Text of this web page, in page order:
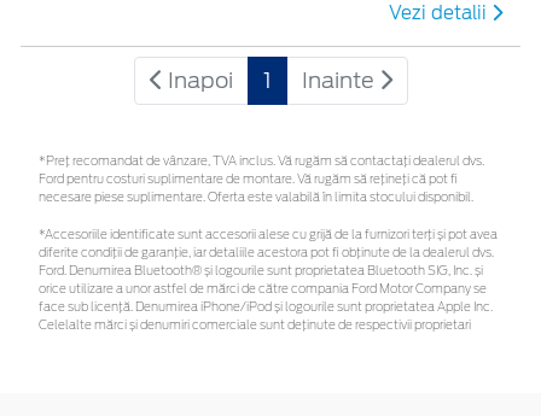
Vezi detalii
Inapoi 1 Inainte
*Preţ recomandat de vânzare, TVA inclus. Vă rugăm să contactaţi dealerul dvs.
Ford pentru costuri suplimentare de montare. Vă rugăm să rețineți că pot fi
necesare piese suplimentare. Oferta este valabilă în limita stocului disponibil.
*Accesoriile identificate sunt accesorii alese cu grijă de la furnizori terți și pot avea
diferite condiții de garanție, iar detaliile acestora pot fi obținute de la dealerul dvs.
Ford. Denumirea Bluetooth® și logourile sunt proprietatea Bluetooth SIG, Inc. și
orice utilizare a unor astfel de mărci de către compania Ford Motor Company se
face sub licență. Denumirea iPhone/iPod și logourile sunt proprietatea Apple Inc.
Celelalte mărci și denumiri comerciale sunt deținute de respectivii proprietari